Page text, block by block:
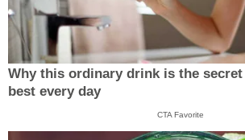
Why this ordinary drink is the
best every day
CTA Favorite